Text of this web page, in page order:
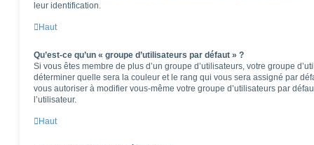
leur identification.
Haut
Qu’est-ce qu’un « groupe d’utilisateurs par défaut » ?
Si vous êtes membre de plus d’un groupe d’utilisateurs, votre groupe
déterminer quelle sera la couleur et le rang qui vous sera assigné par
vous autoriser à modifier vous-même votre groupe d’utilisateurs par
l’utilisateur.
Haut